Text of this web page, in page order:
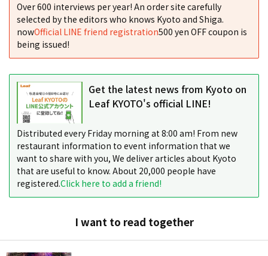
Over 600 interviews per year! An order site carefully
selected by the editors who knows Kyoto and Shiga.
nowOfficial LINE friend registration500 yen OFF coupon is
being issued!
Get the latest news from Kyoto on
Leaf KYOTO's official LINE!
Distributed every Friday morning at 8:00 am! From new
restaurant information to event information that we
want to share with you, We deliver articles about Kyoto
that are useful to know. About 20,000 people have
registered.Click here to add a friend!
I want to read together